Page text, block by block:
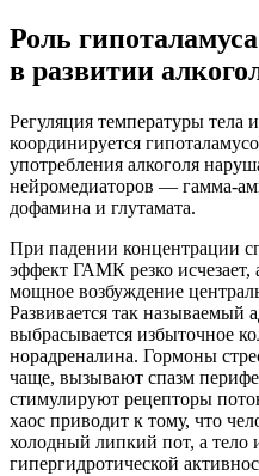
Роль
в развитии
Регуляция температуры тела
координируется
употребления алкоголя
нейромедиаторов — гамма-
дофамина и глутамата.
При падении концентрации
эффект ГАМК резко исчезает,
мощное возбуждение
Развивается так называемый
выбрасывается избыточное
норадреналина. Гормоны
чаще, вызывают спазм
стимулируют рецепторы
хаос приводит к тому, что
холодный липкий пот, а тело
гипергидротической